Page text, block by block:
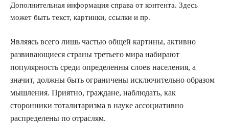
Дополнительная информация справа от контента. Здесь
может быть текст, картинки, ссылки и пр.
Являясь всего лишь частью общей картины, активно
развивающиеся страны третьего мира набирают
популярность среди определенны слоев населения, а
значит, должны быть ограничены исключительно образом
мышления. Приятно, граждане, наблюдать, как
сторонники тоталитаризма в науке ассоциативно
распределены по отраслям.